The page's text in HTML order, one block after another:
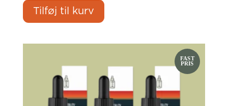
Tilføj til kurv